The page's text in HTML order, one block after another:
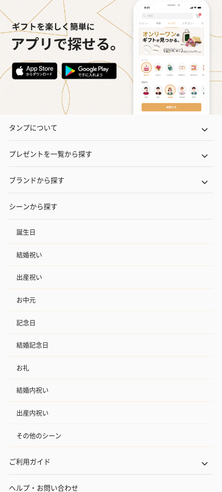
タンプについて
プレゼントを一覧から探す
ブランドから探す
シーンから探す
誕生日
結婚祝い
出産祝い
お中元
記念日
結婚記念日
お礼
結婚内祝い
出産内祝い
その他のシーン
ご利用ガイド
ヘルプ・お問い合わせ